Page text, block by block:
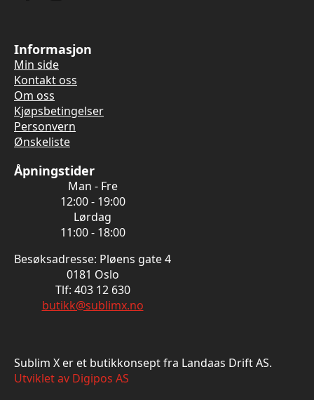
Informasjon
Min side
Kontakt oss
Om oss
Kjøpsbetingelser
Personvern
Ønskeliste
Åpningstider
Man - Fre
12:00 - 19:00
Lørdag
11:00 - 18:00
Besøksadresse: Pløens gate 4
0181 Oslo
Tlf: 403 12 630
butikk@sublimx.no
Sublim X er et butikkonsept fra Landaas Drift AS.
Utviklet av Digipos AS